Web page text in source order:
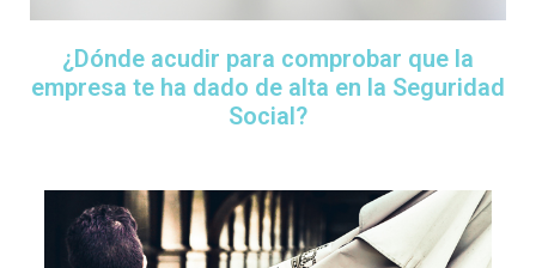
¿Dónde acudir para comprobar que la
empresa te ha dado de alta en la Seguridad
Social?